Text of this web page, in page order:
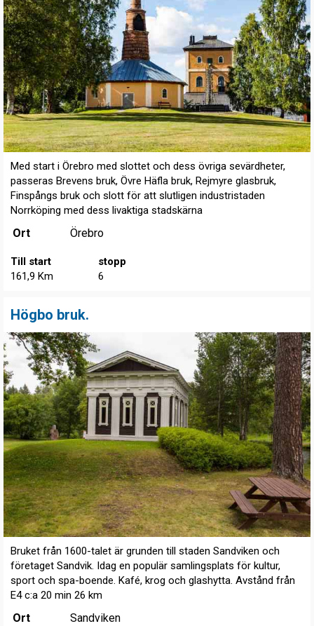
Med start i Örebro med slottet och dess övriga sevärdheter,
passeras Brevens bruk, Övre Häfla bruk, Rejmyre glasbruk,
Finspångs bruk och slott för att slutligen industristaden
Norrköping med dess livaktiga stadskärna
Ort Örebro
Till start
161,9 Km
stopp
6
Högbo bruk.
Bruket från 1600-talet är grunden till staden Sandviken och
företaget Sandvik. Idag en populär samlingsplats för kultur,
sport och spa-boende. Kafé, krog och glashytta. Avstånd från
E4 c:a 20 min 26 km
Ort Sandviken